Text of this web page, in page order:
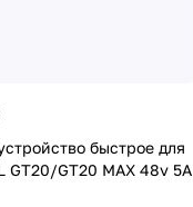
быстрое для
GT20/GT20 MAX 48v 5A